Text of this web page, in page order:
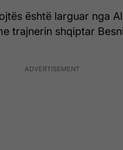
është larguar nga
trajnerin shqiptar